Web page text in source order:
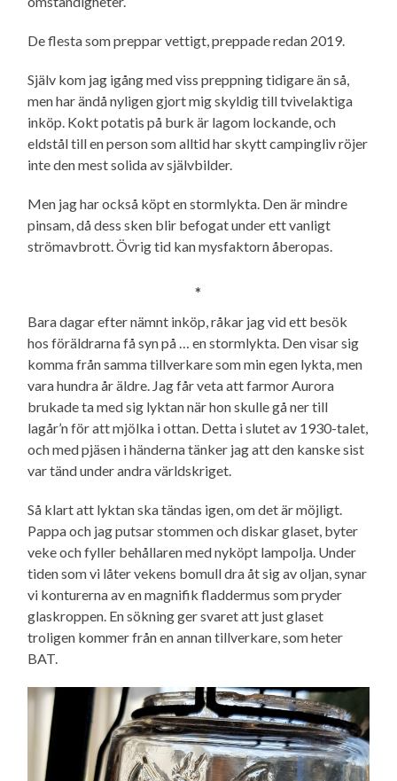
De flesta som preppar vettigt, preppade redan 2019.
Själv kom jag igång med viss preppning tidigare än så,
men har ändå nyligen gjort mig skyldig till tvivelaktiga
inköp. Kokt potatis på burk är lagom lockande, och
eldstål till en person som alltid har skytt campingliv röjer
inte den mest solida av självbilder.
Men jag har också köpt en stormlykta. Den är mindre
pinsam, då dess sken blir befogat under ett vanligt
strömavbrott. Övrig tid kan mysfaktorn åberopas.
*
Bara dagar efter nämnt inköp, råkar jag vid ett besök
hos föräldrarna få syn på … en stormlykta. Den visar sig
komma från samma tillverkare som min egen lykta, men
vara hundra år äldre. Jag får veta att farmor Aurora
brukade ta med sig lyktan när hon skulle gå ner till
lagår’n för att mjölka i ottan. Detta i slutet av 1930-talet,
och med pjäsen i händerna tänker jag att den kanske sist
var tänd under andra världskriget.
Så klart att lyktan ska tändas igen, om det är möjligt.
Pappa och jag putsar stommen och diskar glaset, byter
veke och fyller behållaren med nyköpt lampolja. Under
tiden som vi låter vekens bomull dra åt sig av oljan, synar
vi konturerna av en magnifik fladdermus som pryder
glaskroppen. En sökning ger svaret att just glaset
troligen kommer från en annan tillverkare, som heter
BAT.